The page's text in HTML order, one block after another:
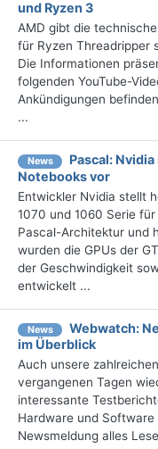
und Ryzen 3
AMD gibt die
für Ryzen Threadripper
Die Informationen
folgenden YouTube-
Ankündigungen
...
News
Pascal:
Notebooks vor
Entwickler Nvidia stellt
1070 und 1060 Serie
Pascal-Architektur und
wurden die GPUs der
der Geschwindigkeit
entwickelt ...
News
Webwatch:
im Überblick
Auch unsere
vergangenen Tagen
interessante
Hardware und
Newsmeldung alles